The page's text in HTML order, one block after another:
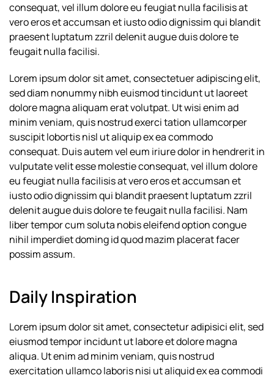
consequat, vel illum dolore eu feugiat nulla facilisis at
vero eros et accumsan et iusto odio dignissim qui blandit
praesent luptatum zzril delenit augue duis dolore te
feugait nulla facilisi.
Lorem ipsum dolor sit amet, consectetuer adipiscing elit,
sed diam nonummy nibh euismod tincidunt ut laoreet
dolore magna aliquam erat volutpat. Ut wisi enim ad
minim veniam, quis nostrud exerci tation ullamcorper
suscipit lobortis nisl ut aliquip ex ea commodo
consequat. Duis autem vel eum iriure dolor in hendrerit in
vulputate velit esse molestie consequat, vel illum dolore
eu feugiat nulla facilisis at vero eros et accumsan et
iusto odio dignissim qui blandit praesent luptatum zzril
delenit augue duis dolore te feugait nulla facilisi. Nam
liber tempor cum soluta nobis eleifend option congue
nihil imperdiet doming id quod mazim placerat facer
possim assum.
Daily Inspiration
Lorem ipsum dolor sit amet, consectetur adipisici elit, sed
eiusmod tempor incidunt ut labore et dolore magna
aliqua. Ut enim ad minim veniam, quis nostrud
exercitation ullamco laboris nisi ut aliquid ex ea commodi